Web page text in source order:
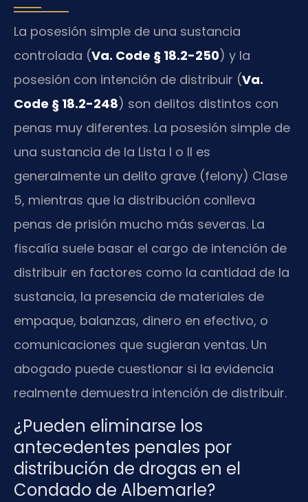
La posesión simple de una sustancia
controlada (Va. Code § 18.2-250) y la
posesión con intención de distribuir (Va.
Code § 18.2-248) son delitos distintos con
penas muy diferentes. La posesión simple de
una sustancia de la Lista I o II es
generalmente un delito grave (felony) Clase
5, mientras que la distribución conlleva
penas de prisión mucho más severas. La
fiscalía suele basar el cargo de intención de
distribuir en factores como la cantidad de la
sustancia, la presencia de materiales de
empaque, balanzas, dinero en efectivo, o
comunicaciones que sugieran ventas. Un
abogado puede cuestionar si la evidencia
realmente demuestra intención de distribuir.
¿Pueden eliminarse los
antecedentes penales por
distribución de drogas en el
Condado de Albemarle?